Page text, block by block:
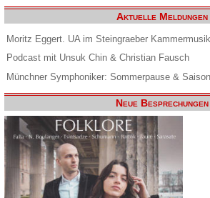
Aktuelle Meldungen
Moritz Eggert. UA im Steingraeber
Podcast mit Unsuk Chin & Christian Fausch
Münchner Symphoniker: Sommerpause &
Neue Besprechungen